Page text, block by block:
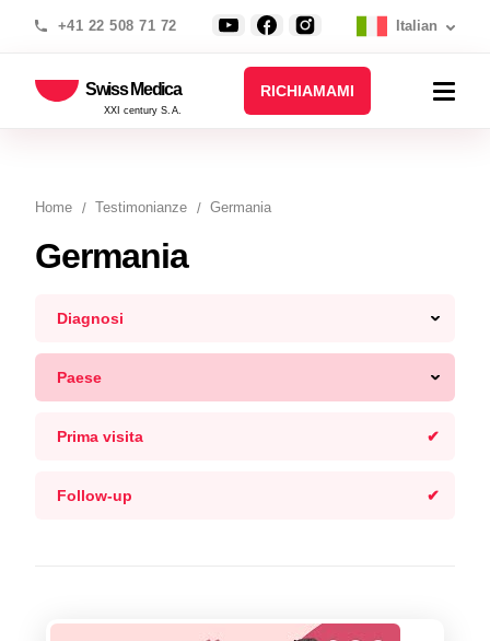
+41 22 508 71 72 Italian
Swiss Medica
XXI century S.A.
RICHIAMAMI
Home Testimonianze Germania
Germania
Diagnosi
Paese
Prima visita
Follow-up